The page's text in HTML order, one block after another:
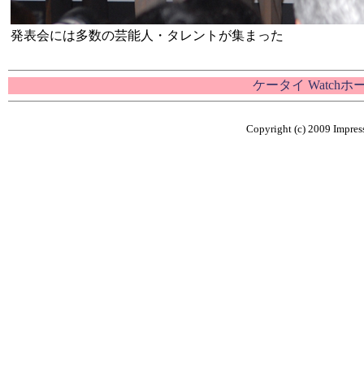
発表会には多数の芸能人・タレントが集まった
ケータイ Watchホ
Copyright (c) 2009